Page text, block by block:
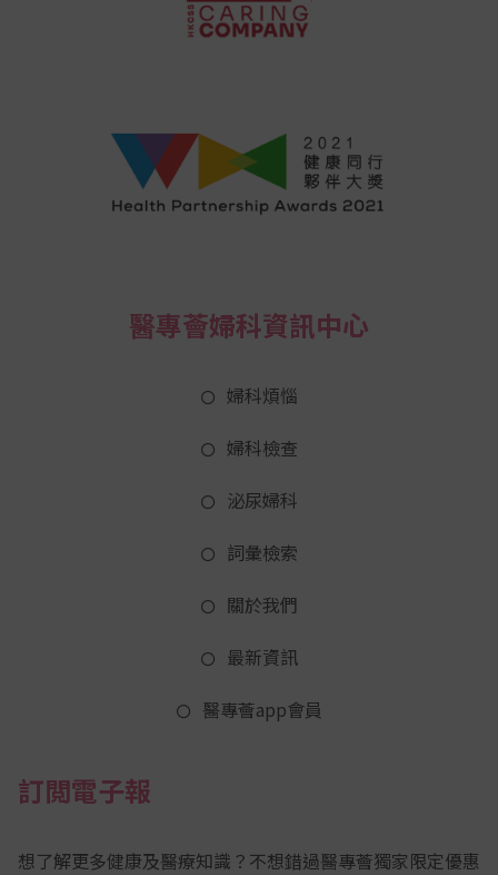
醫專薈婦科資訊中心
婦科煩惱
婦科檢查
泌尿婦科
詞彙檢索
關於我們
最新資訊
醫專薈app會員
訂閲電子報
想了解更多健康及醫療知識？不想錯過醫專薈獨家限定優惠